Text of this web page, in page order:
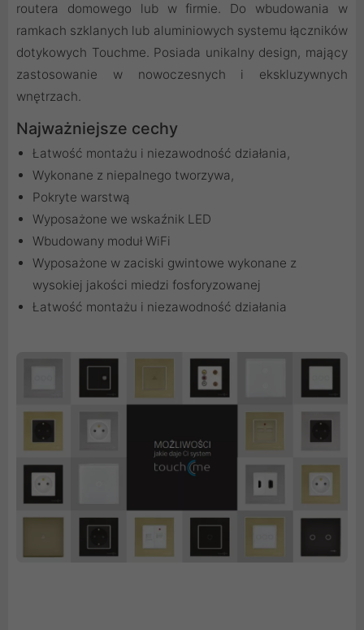
routera domowego lub w firmie. Do wbudowania w
ramkach szklanych lub aluminiowych systemu łączników
dotykowych Touchme. Posiada unikalny design, mający
zastosowanie w nowoczesnych i ekskluzywnych
wnętrzach.
Najważniejsze cechy
Łatwość montażu i niezawodność działania,
Wykonane z niepalnego tworzywa,
Pokryte warstwą
Wyposażone we wskaźnik LED
Wbudowany moduł WiFi
Wyposażone w zaciski gwintowe wykonane z
wysokiej jakości miedzi fosforyzowanej
Łatwość montażu i niezawodność działania